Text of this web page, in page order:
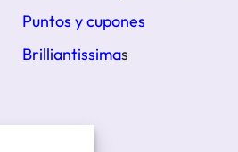
Puntos y cupones
Brilliantissimas